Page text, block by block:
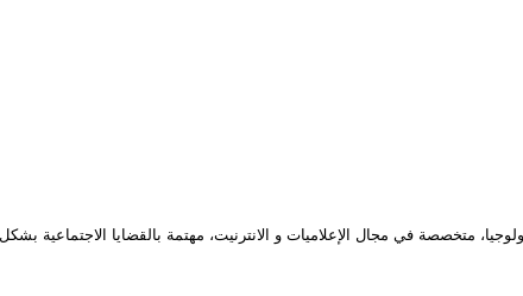
متخصصة في مجال الإعلاميات و الانترنيت، مهتمة بالقضايا